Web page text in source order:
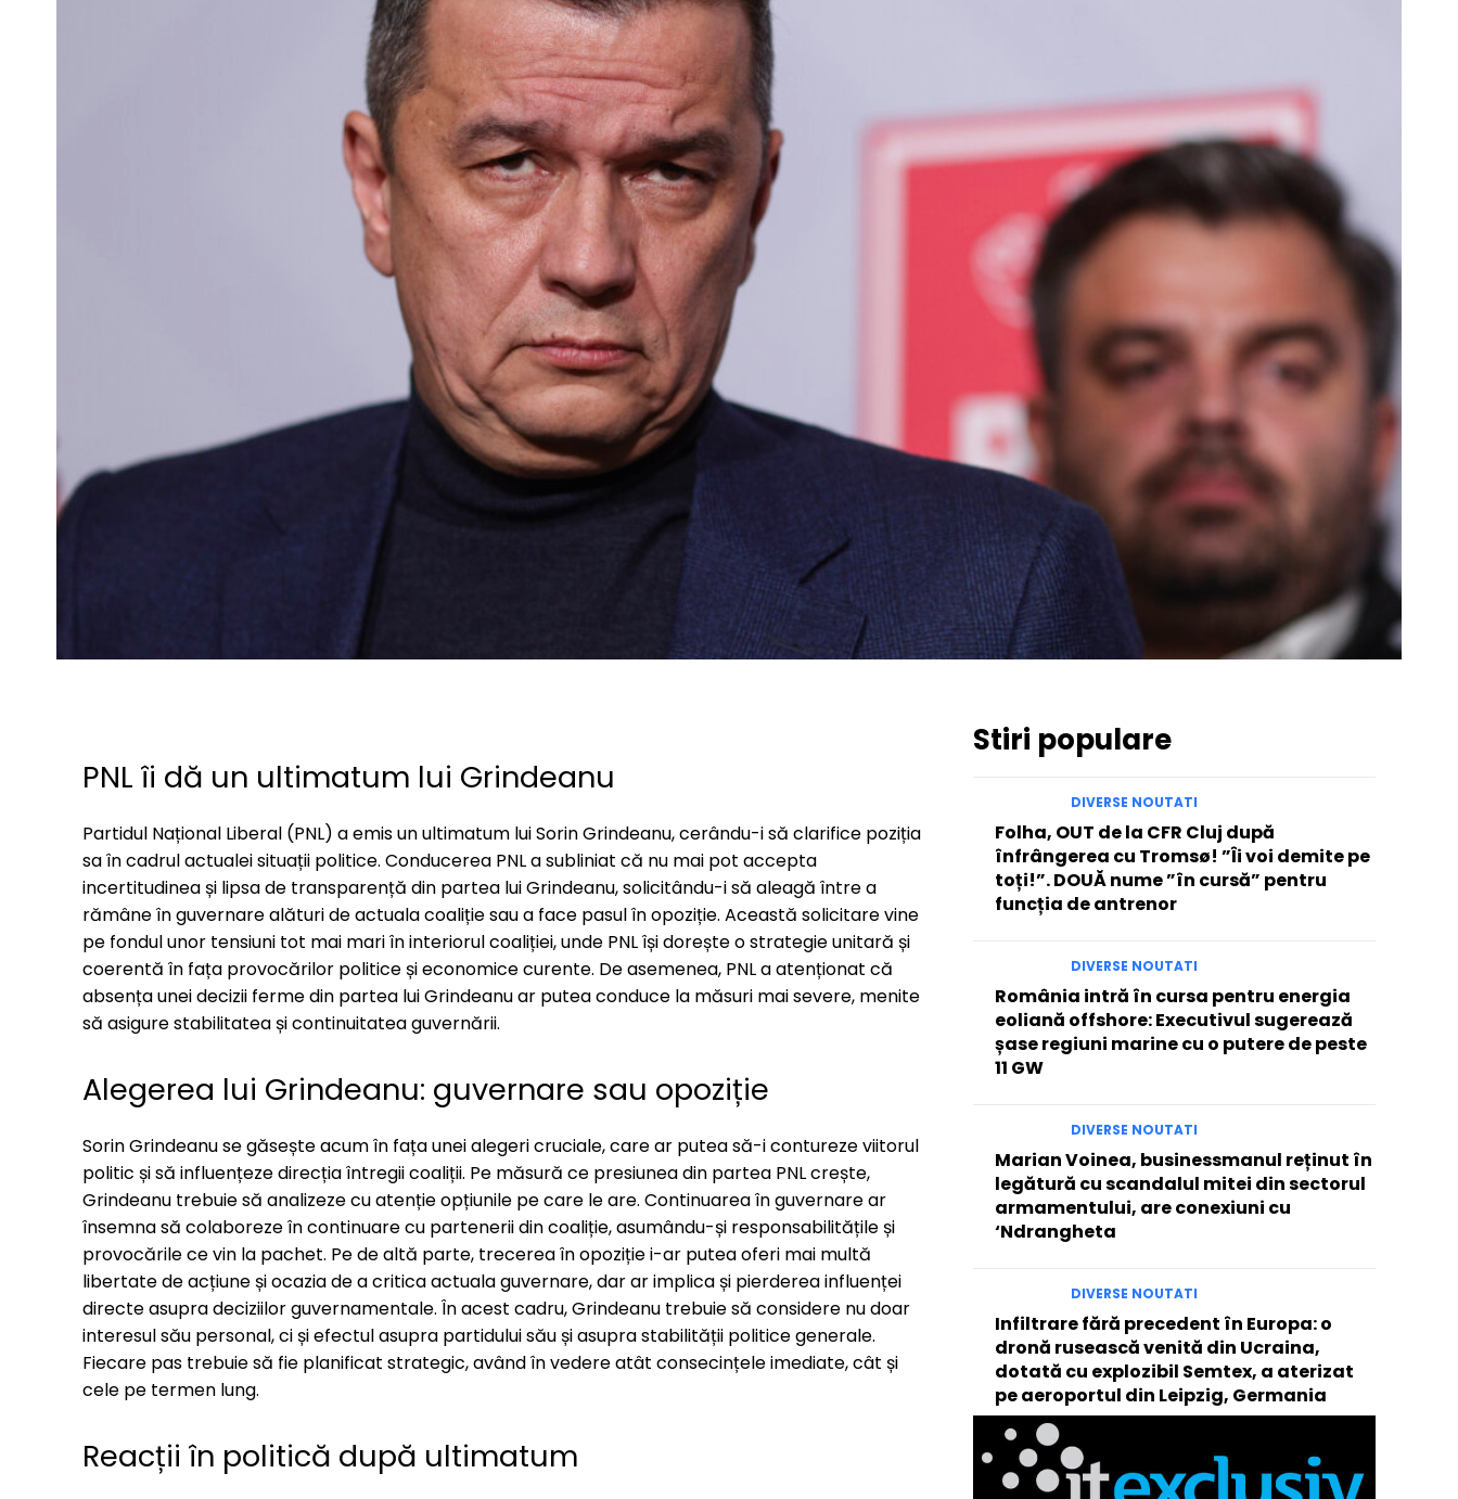
PNL îi dă un ultimatum lui Grindeanu
Partidul Național Liberal (PNL) a emis un ultimatum lui Sorin Grindeanu, cerându-i să clarifice poziția
sa în cadrul actualei situații politice. Conducerea PNL a subliniat că nu mai pot accepta
incertitudinea și lipsa de transparență din partea lui Grindeanu, solicitându-i să aleagă între a
rămâne în guvernare alături de actuala coaliție sau a face pasul în opoziție. Această solicitare vine
pe fondul unor tensiuni tot mai mari în interiorul coaliției, unde PNL își dorește o strategie unitară și
coerentă în fața provocărilor politice și economice curente. De asemenea, PNL a atenționat că
absența unei decizii ferme din partea lui Grindeanu ar putea conduce la măsuri mai severe, menite
să asigure stabilitatea și continuitatea guvernării.
Alegerea lui Grindeanu: guvernare sau opoziție
Sorin Grindeanu se găsește acum în fața unei alegeri cruciale, care ar putea să-i contureze viitorul
politic și să influențeze direcția întregii coaliții. Pe măsură ce presiunea din partea PNL crește,
Grindeanu trebuie să analizeze cu atenție opțiunile pe care le are. Continuarea în guvernare ar
însemna să colaboreze în continuare cu partenerii din coaliție, asumându-și responsabilitățile și
provocările ce vin la pachet. Pe de altă parte, trecerea în opoziție i-ar putea oferi mai multă
libertate de acțiune și ocazia de a critica actuala guvernare, dar ar implica și pierderea influenței
directe asupra deciziilor guvernamentale. În acest cadru, Grindeanu trebuie să considere nu doar
interesul său personal, ci și efectul asupra partidului său și asupra stabilității politice generale.
Fiecare pas trebuie să fie planificat strategic, având în vedere atât consecințele imediate, cât și
cele pe termen lung.
Reacții în politică după ultimatum
Stiri populare
DIVERSE NOUTATI
Folha, OUT de la CFR Cluj după
înfrângerea cu Tromsø! ”Îi voi demite pe
toți!”. DOUĂ nume ”în cursă” pentru
funcția de antrenor
DIVERSE NOUTATI
România intră în cursa pentru energia
eoliană offshore: Executivul sugerează
șase regiuni marine cu o putere de peste
11 GW
DIVERSE NOUTATI
Marian Voinea, businessmanul reținut în
legătură cu scandalul mitei din sectorul
armamentului, are conexiuni cu
‘Ndrangheta
DIVERSE NOUTATI
Infiltrare fără precedent în Europa: o
dronă rusească venită din Ucraina,
dotată cu explozibil Semtex, a aterizat
pe aeroportul din Leipzig, Germania